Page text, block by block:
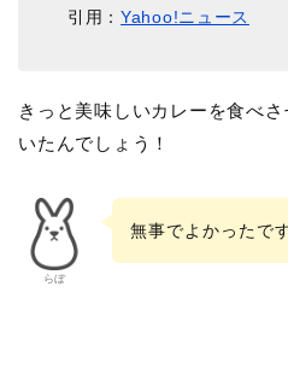
引用：Yahoo!ニュース
きっと美味しいカレーを食べ
いたんでしょう！
らぼ
無事でよかったで